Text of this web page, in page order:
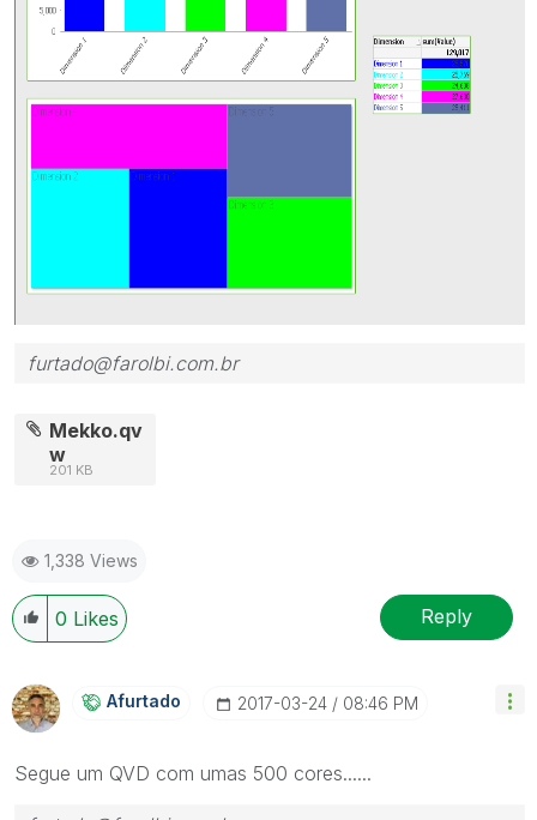
furtado@farolbi.com.br
Mekko.qv
w
201 KB
1,338 Views
0 Likes Reply
Afurtado ‎2017-03-24 08:46 PM
Segue um QVD com umas 500 cores......